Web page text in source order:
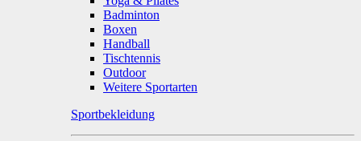
Badminton
Boxen
Handball
Tischtennis
Outdoor
Weitere Sportarten
Sportbekleidung